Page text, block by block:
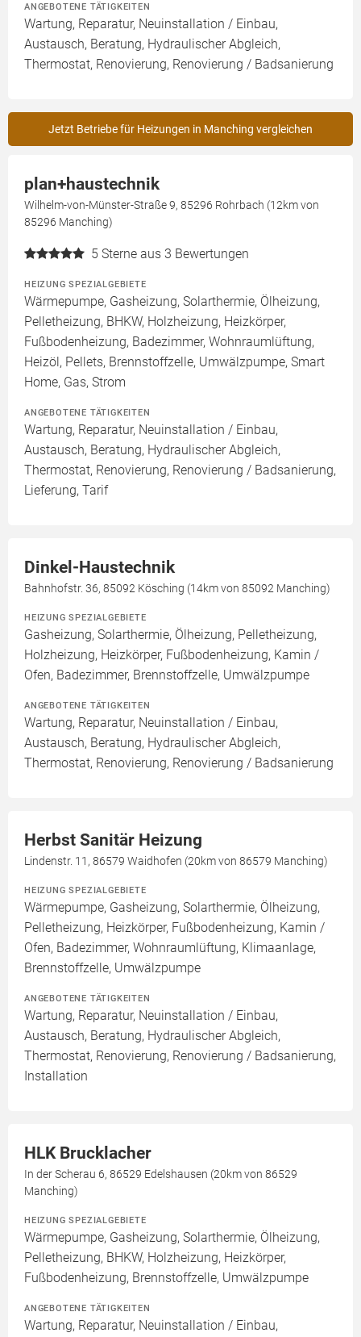
ANGEBOTENE TÄTIGKEITEN
Wartung, Reparatur, Neuinstallation / Einbau,
Austausch, Beratung, Hydraulischer Abgleich,
Thermostat, Renovierung, Renovierung / Badsanierung
Jetzt Betriebe für Heizungen in Manching vergleichen
plan+haustechnik
Wilhelm-von-Münster-Straße 9, 85296 Rohrbach (12km von
85296 Manching)
5 Sterne aus 3 Bewertungen
HEIZUNG SPEZIALGEBIETE
Wärmepumpe, Gasheizung, Solarthermie, Ölheizung,
Pelletheizung, BHKW, Holzheizung, Heizkörper,
Fußbodenheizung, Badezimmer, Wohnraumlüftung,
Heizöl, Pellets, Brennstoffzelle, Umwälzpumpe, Smart
Home, Gas, Strom
ANGEBOTENE TÄTIGKEITEN
Wartung, Reparatur, Neuinstallation / Einbau,
Austausch, Beratung, Hydraulischer Abgleich,
Thermostat, Renovierung, Renovierung / Badsanierung,
Lieferung, Tarif
Dinkel-Haustechnik
Bahnhofstr. 36, 85092 Kösching (14km von 85092 Manching)
HEIZUNG SPEZIALGEBIETE
Gasheizung, Solarthermie, Ölheizung, Pelletheizung,
Holzheizung, Heizkörper, Fußbodenheizung, Kamin /
Ofen, Badezimmer, Brennstoffzelle, Umwälzpumpe
ANGEBOTENE TÄTIGKEITEN
Wartung, Reparatur, Neuinstallation / Einbau,
Austausch, Beratung, Hydraulischer Abgleich,
Thermostat, Renovierung, Renovierung / Badsanierung
Herbst Sanitär Heizung
Lindenstr. 11, 86579 Waidhofen (20km von 86579 Manching)
HEIZUNG SPEZIALGEBIETE
Wärmepumpe, Gasheizung, Solarthermie, Ölheizung,
Pelletheizung, Heizkörper, Fußbodenheizung, Kamin /
Ofen, Badezimmer, Wohnraumlüftung, Klimaanlage,
Brennstoffzelle, Umwälzpumpe
ANGEBOTENE TÄTIGKEITEN
Wartung, Reparatur, Neuinstallation / Einbau,
Austausch, Beratung, Hydraulischer Abgleich,
Thermostat, Renovierung, Renovierung / Badsanierung,
Installation
HLK Brucklacher
In der Scherau 6, 86529 Edelshausen (20km von 86529
Manching)
HEIZUNG SPEZIALGEBIETE
Wärmepumpe, Gasheizung, Solarthermie, Ölheizung,
Pelletheizung, BHKW, Holzheizung, Heizkörper,
Fußbodenheizung, Brennstoffzelle, Umwälzpumpe
ANGEBOTENE TÄTIGKEITEN
Wartung, Reparatur, Neuinstallation / Einbau,